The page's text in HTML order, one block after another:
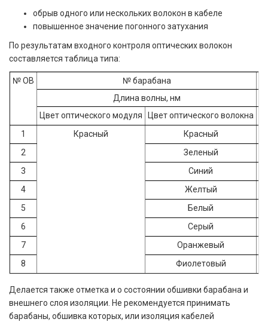
обрыв одного или нескольких волокон в кабеле
повышенное значение погонного затухания
По результатам входного контроля оптических волокон
составляется таблица типа:
№ ОВ
№ барабана
Длина волны, нм
Цвет оптического модуля
Цвет оптического волокна
1
Красный
Красный
2
Зеленый
3
Синий
4
Желтый
5
Белый
6
Серый
7
Оранжевый
8
Фиолетовый
Делается также отметка и о состоянии обшивки барабана и
внешнего слоя изоляции. Не рекомендуется принимать
барабаны, обшивка которых, или изоляция кабелей